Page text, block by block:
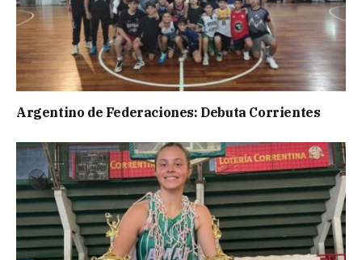
Argentino de Federaciones: Debuta Corrientes